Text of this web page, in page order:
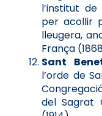
l’institut
per acollir
lleugera,
França
Sant
l’orde de
del Sagrat